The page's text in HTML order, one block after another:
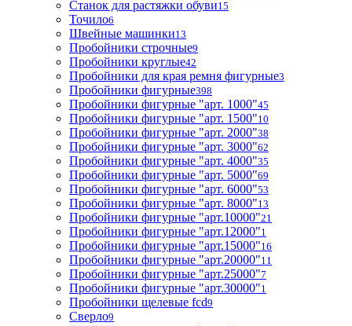
Станок для растяжки обуви15
Точило6
Швейные машинки13
Пробойники строчные9
Пробойники круглые42
Пробойники для края ремня фигурные3
Пробойники фигурные398
Пробойники фигурные "арт. 1000"45
Пробойники фигурные "арт. 1500"10
Пробойники фигурные "арт. 2000"38
Пробойники фигурные "арт. 3000"62
Пробойники фигурные "арт. 4000"35
Пробойники фигурные "арт. 5000"69
Пробойники фигурные "арт. 6000"53
Пробойники фигурные "арт. 8000"13
Пробойники фигурные "арт.10000"21
Пробойники фигурные "арт.12000"1
Пробойники фигурные "арт.15000"16
Пробойники фигурные "арт.20000"11
Пробойники фигурные "арт.25000"7
Пробойники фигурные "арт.30000"1
Пробойники щелевые fcd9
Сверло9